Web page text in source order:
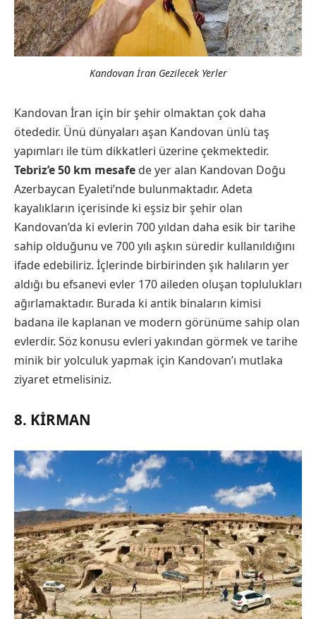
Kandovan İran Gezilecek Yerler
Kandovan İran için bir şehir olmaktan çok daha
ötededir. Ünü dünyaları aşan Kandovan ünlü taş
yapımları ile tüm dikkatleri üzerine çekmektedir.
Tebriz’e 50 km mesafe de yer alan Kandovan Doğu
Azerbaycan Eyaleti’nde bulunmaktadır. Adeta
kayalıkların içerisinde ki eşsiz bir şehir olan
Kandovan’da ki evlerin 700 yıldan daha esik bir tarihe
sahip olduğunu ve 700 yılı aşkın süredir kullanıldığını
ifade edebiliriz. İçlerinde birbirinden şık halıların yer
aldığı bu efsanevi evler 170 aileden oluşan toplulukları
ağırlamaktadır. Burada ki antik binaların kimisi
badana ile kaplanan ve modern görünüme sahip olan
evlerdir. Söz konusu evleri yakından görmek ve tarihe
minik bir yolculuk yapmak için Kandovan’ı mutlaka
ziyaret etmelisiniz.
8. KIRMAN